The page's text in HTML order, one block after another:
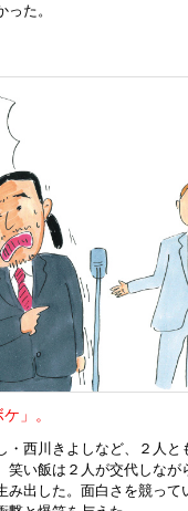
た。
」。
・西川きよしなど、２人と
笑い飯は２人が交代しなが
み出した。面白さを競って